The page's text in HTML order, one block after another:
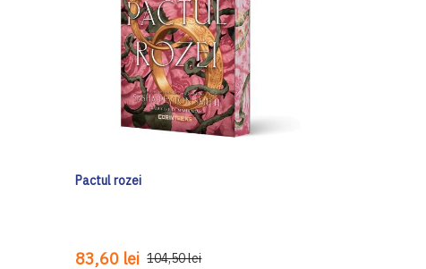
Pactul rozei
83,60 lei 104,50 lei